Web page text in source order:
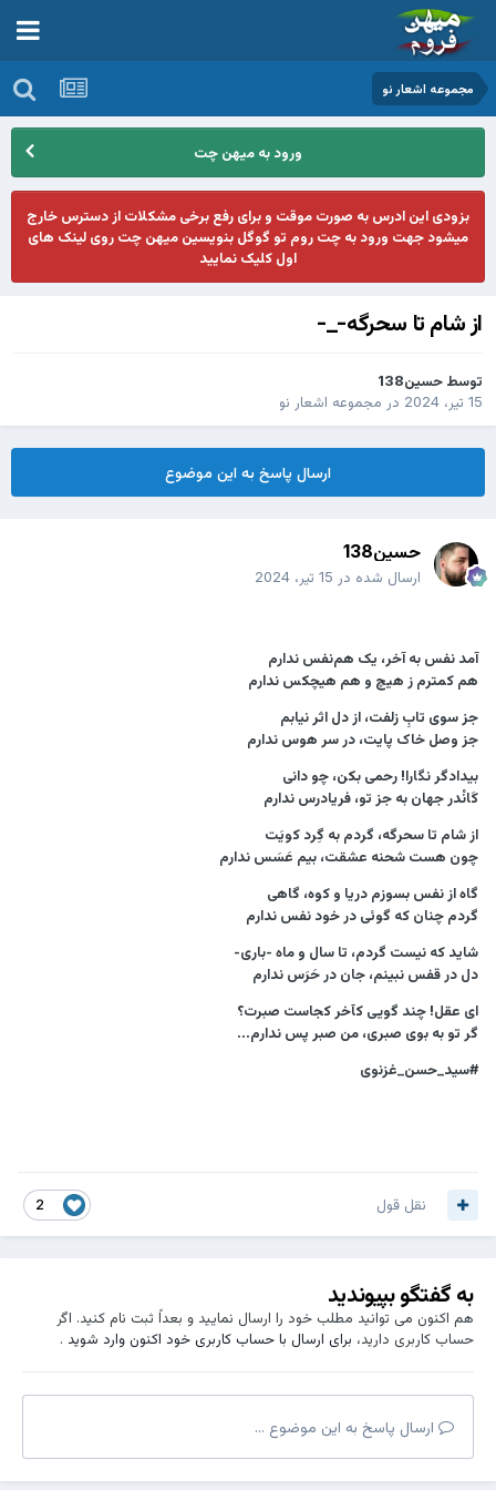
مجموعه اشعار نو
ورود به میهن چت
بزودی این ادرس به صورت موقت و برای رفع برخی مشکلات از دسترس خارج
میشود جهت ورود به چت روم تو گوگل بنویسین میهن چت روی لینک های
اول کلیک نمایید
از شام تا سحرگه-_-
توسط حسین138
15 تیر، 2024
در مجموعه اشعار نو
ارسال پاسخ به این موضوع
حسین138
ارسال شده در 15 تیر، 2024
آمد نفس به آخر، یک هم‌نفس ندارم
هم کمترم ز هیچ و هم هیچکس ندارم
جز سوی تابِ زلفت، از دل اثر نیابم
جز وصل خاک پایت، در سر هوس ندارم
بیدادگر نگارا! رحمی بکن، چو دانی
کَانْدر جهان به جز تو، فریادرس ندارم
از شام تا سحرگه، گردم به گِرد کویَت
چون هست شحنه عشقت، بیم عَسَس ندارم
گاه از نفس بسوزم دریا و کوه، گاهی
گردم چنان که گوئی در خود نفس ندارم
شاید که نیست گردم، تا سال و ماه -باری-
دل در قفس نبینم، جان در حَرَس ندارم
ای عقل! چند گویی کآخر کجاست صبرت؟
گر تو به بوی صبری، من صبر پس ندارم...
#سید_حسن_غزنوی
2 نقل قول
به گفتگو بپیوندید
هم اکنون می توانید مطلب خود را ارسال نمایید و بعداً ثبت نام کنید. اگر
حساب کاربری دارید، برای ارسال با حساب کاربری خود اکنون وارد شوید.
ارسال پاسخ به این موضوع ...